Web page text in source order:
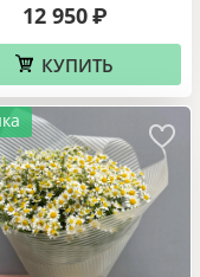
12 950 ₽
КУПИТЬ